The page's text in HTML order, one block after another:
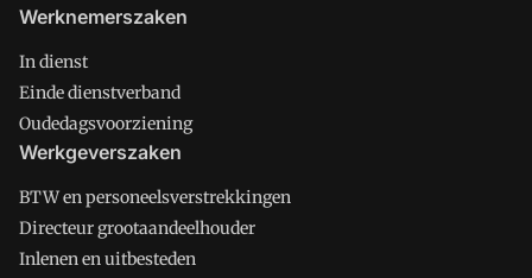
Werknemerszaken
In dienst
Einde dienstverband
Oudedagsvoorziening
Werkgeverszaken
BTW en personeelsverstrekkingen
Directeur grootaandeelhouder
Inlenen en uitbesteden